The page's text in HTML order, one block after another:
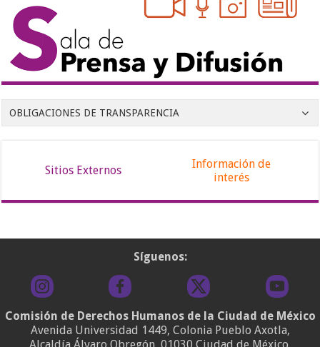
OBLIGACIONES DE TRANSPARENCIA
Sitios Externos
Información de
interés
Síguenos:
Comisión de Derechos Humanos de la Ciudad de México
Avenida Universidad 1449, Colonia Pueblo Axotla,